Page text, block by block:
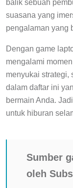
balik sebuah
suasana yang
pengalaman yang
Dengan game
mengalami
menyukai strategi,
dalam daftar ini
bermain Anda.
untuk hiburan
Sumber
oleh